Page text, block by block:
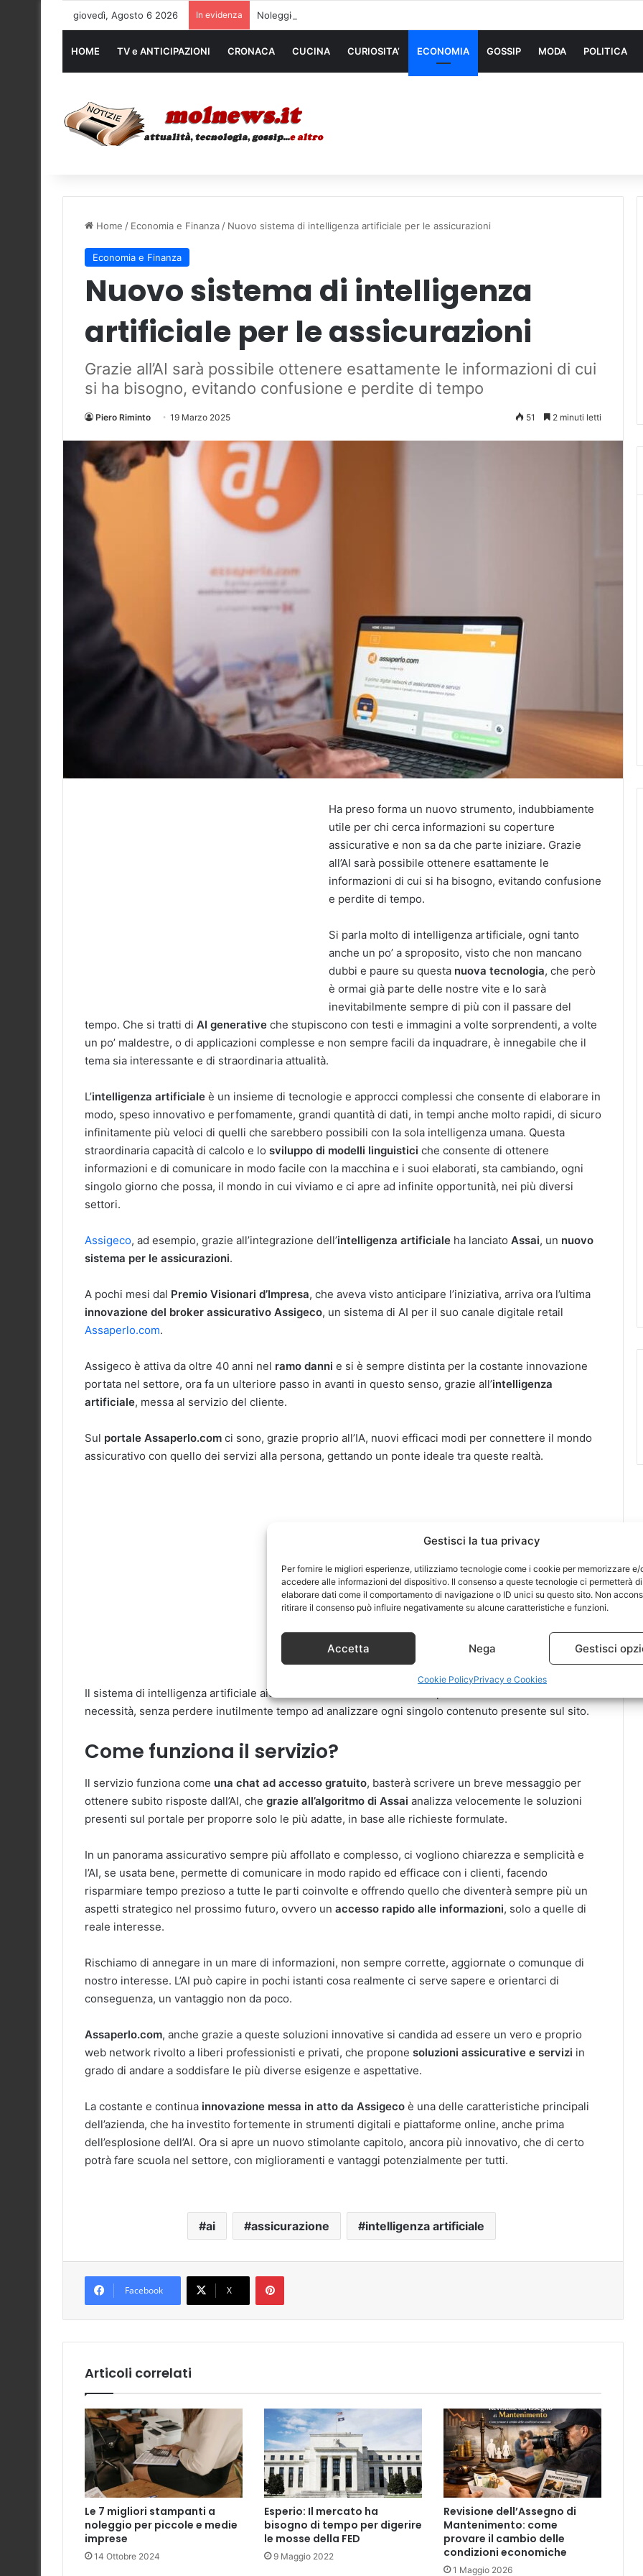
Gestisci la tua privacy
Per fornire le migliori esperienze, utilizziamo tecnologie come i cookie per memorizzare e/
accedere alle informazioni del dispositivo. Il consenso a queste tecnologie ci permetterà di
elaborare dati come il comportamento di navigazione o ID unici su questo sito. Non
ritirare il consenso può influire negativamente su alcune caratteristiche e funzioni.
Accetta Nega Gestisci
Cookie PolicyPrivacy e Cookies
giovedì, Agosto 6 2026 In evidenza Noleggio mezzi di sollevamento: la migliore soluzione
HOME TV e ANTICIPAZIONI CRONACA CUCINA CURIOSITA’ ECONOMIA GOSSIP MODA POLITICA
Home / Economia e Finanza / Nuovo sistema di intelligenza artificiale per le assicurazioni
Economia e Finanza
Nuovo sistema di intelligenza
artificiale per le assicurazioni
Grazie all’AI sarà possibile ottenere esattamente le informazioni di cui
si ha bisogno, evitando confusione e perdite di tempo
Piero Riminto 19 Marzo 2025 51 2 minuti letti
Ha preso forma un nuovo strumento, indubbiamente
utile per chi cerca informazioni su coperture
assicurative e non sa da che parte iniziare. Grazie
all’AI sarà possibile ottenere esattamente le
informazioni di cui si ha bisogno, evitando confusione
e perdite di tempo.
Si parla molto di intelligenza artificiale, ogni tanto
anche un po’ a sproposito, visto che non mancano
dubbi e paure su questa nuova tecnologia, che però
è ormai già parte delle nostre vite e lo sarà
inevitabilmente sempre di più con il passare del
tempo. Che si tratti di AI generative che stupiscono con testi e immagini a volte sorprendenti, a volte
un po’ maldestre, o di applicazioni complesse e non sempre facili da inquadrare, è innegabile che il
tema sia interessante e di straordinaria attualità.
L’intelligenza artificiale è un insieme di tecnologie e approcci complessi che consente di elaborare in
modo, speso innovativo e perfomamente, grandi quantità di dati, in tempi anche molto rapidi, di sicuro
infinitamente più veloci di quelli che sarebbero possibili con la sola intelligenza umana. Questa
straordinaria capacità di calcolo e lo sviluppo di modelli linguistici che consente di ottenere
informazioni e di comunicare in modo facile con la macchina e i suoi elaborati, sta cambiando, ogni
singolo giorno che possa, il mondo in cui viviamo e ci apre ad infinite opportunità, nei più diversi
settori.
Assigeco, ad esempio, grazie all’integrazione dell’intelligenza artificiale ha lanciato Assai, un nuovo
sistema per le assicurazioni.
A pochi mesi dal Premio Visionari d’Impresa, che aveva visto anticipare l’iniziativa, arriva ora l’ultima
innovazione del broker assicurativo Assigeco, un sistema di AI per il suo canale digitale retail
Assaperlo.com.
Assigeco è attiva da oltre 40 anni nel ramo danni e si è sempre distinta per la costante innovazione
portata nel settore, ora fa un ulteriore passo in avanti in questo senso, grazie all’intelligenza
artificiale, messa al servizio del cliente.
Sul portale Assaperlo.com ci sono, grazie proprio all’IA, nuovi efficaci modi per connettere il mondo
assicurativo con quello dei servizi alla persona, gettando un ponte ideale tra queste realtà.
Il sistema di intelligenza artificiale aiuta l’utente a trovare le soluzioni più adatte alle sue reali
necessità, senza perdere inutilmente tempo ad analizzare ogni singolo contenuto presente sul sito.
Come funziona il servizio?
Il servizio funziona come una chat ad accesso gratuito, basterà scrivere un breve messaggio per
ottenere subito risposte dall’AI, che grazie all’algoritmo di Assai analizza velocemente le soluzioni
presenti sul portale per proporre solo le più adatte, in base alle richieste formulate.
In un panorama assicurativo sempre più affollato e complesso, ci vogliono chiarezza e semplicità e
l’AI, se usata bene, permette di comunicare in modo rapido ed efficace con i clienti, facendo
risparmiare tempo prezioso a tutte le parti coinvolte e offrendo quello che diventerà sempre più un
aspetti strategico nel prossimo futuro, ovvero un accesso rapido alle informazioni, solo a quelle di
reale interesse.
Rischiamo di annegare in un mare di informazioni, non sempre corrette, aggiornate o comunque di
nostro interesse. L’AI può capire in pochi istanti cosa realmente ci serve sapere e orientarci di
conseguenza, un vantaggio non da poco.
Assaperlo.com, anche grazie a queste soluzioni innovative si candida ad essere un vero e proprio
web network rivolto a liberi professionisti e privati, che propone soluzioni assicurative e servizi in
grado di andare a soddisfare le più diverse esigenze e aspettative.
La costante e continua innovazione messa in atto da Assigeco è una delle caratteristiche principali
dell’azienda, che ha investito fortemente in strumenti digitali e piattaforme online, anche prima
dell’esplosione dell’AI. Ora si apre un nuovo stimolante capitolo, ancora più innovativo, che di certo
potrà fare scuola nel settore, con miglioramenti e vantaggi potenzialmente per tutti.
ai assicurazione intelligenza artificiale
Facebook X
Pinterest
Articoli correlati
Le 7 migliori stampanti a
noleggio per piccole e medie
imprese
14 Ottobre 2024
Esperio: Il mercato ha
bisogno di tempo per digerire
le mosse della FED
9 Maggio 2022
Revisione dell’Assegno di
Mantenimento: come
provare il cambio delle
condizioni economiche
1 Maggio 2026